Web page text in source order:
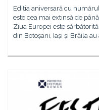
Ediția aniversară cu
este cea mai extinsă de
Ziua Europei este
din Botoșani, Iași și Brăila au